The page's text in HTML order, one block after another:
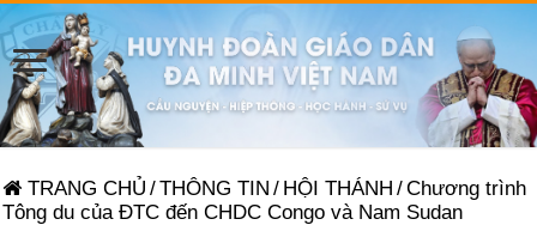
TRANG CHỦ /THÔNG TIN / HỘI THÁNH /Chương trình
Tông du của ĐTC đến CHDC Congo và Nam Sudan